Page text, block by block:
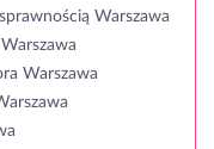
Warszawa
Warszawa